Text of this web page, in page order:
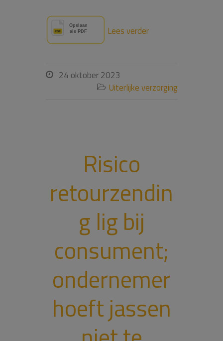
Lees verder
 24 oktober 2023
 Uiterlijke verzorging
Risico
retourzendin
g lig bij
consument;
ondernemer
hoeft jassen